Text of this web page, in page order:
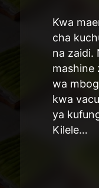
Kwa
cha
na zaidi.
mashine
wa
kwa
ya
Kilele…